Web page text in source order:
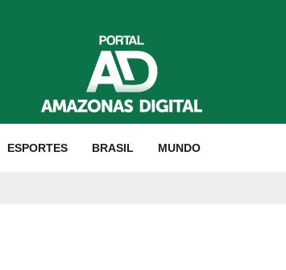
ESPORTES BRASIL MUNDO